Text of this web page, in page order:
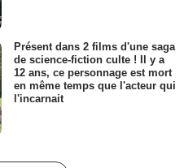
Présent dans 2 films d'une saga
de science-fiction culte ! Il y a
12 ans, ce personnage est mort
en même temps que l'acteur qui
l'incarnait